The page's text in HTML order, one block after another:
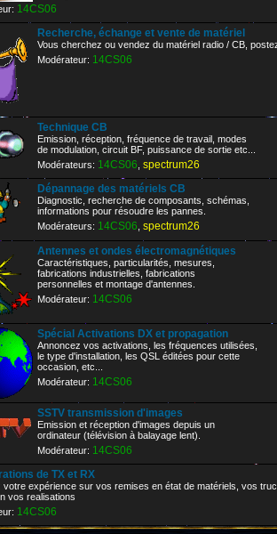
14CS06
Recherche, échange et vente de matériel
Vous cherchez ou vendez du matériel radio / CB,
Modérateur: 14CS06
Technique CB
Emission, réception, fréquence de travail, modes
de modulation, circuit BF, puissance de sortie etc...
Modérateurs: 14CS06 spectrum26
Dépannage des matériels CB
Diagnostic, recherche de composants, schémas,
informations pour résoudre les pannes.
Modérateurs: 14CS06 spectrum26
Antennes et ondes électromagnétiques
Caractéristiques, particularités, mesures,
fabrications industrielles, fabrications
personnelles et montage d'antennes.
Modérateur: 14CS06
Spécial Activations DX et propagation
Annoncez vos activations, les fréquences utilisées,
le type d'installation, les QSL éditées pour cette
occasion, etc...
Modérateur: 14CS06
SSTV transmission d'images
Emission et réception d'images depuis un
ordinateur (télévision à balayage lent).
Modérateur: 14CS06
de TX et RX
votre expérience sur vos remises en état de matériels, vos
vos realisations
14CS06